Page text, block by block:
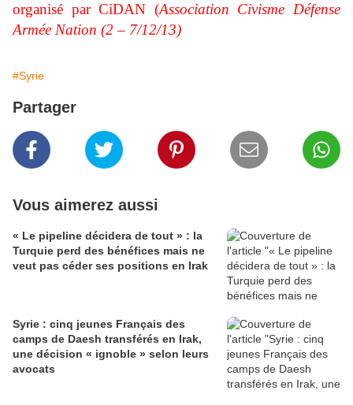
organisé par CiDAN (Association Civisme Défense
Armée Nation (2 – 7/12/13)
#Syrie
Partager
Vous aimerez aussi
« Le pipeline décidera de tout » : la
Turquie perd des bénéfices mais ne
veut pas céder ses positions en Irak
Syrie : cinq jeunes Français des
camps de Daesh transférés en Irak,
une décision « ignoble » selon leurs
avocats